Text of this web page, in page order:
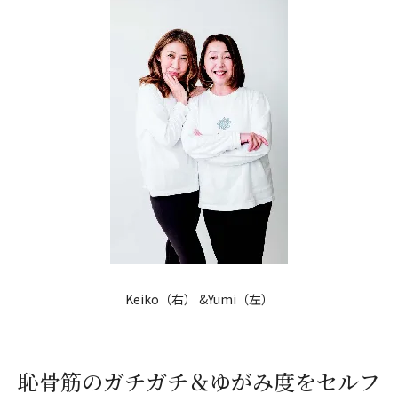
Keiko（右） &Yumi（左）
恥骨筋のガチガチ＆ゆがみ度をセルフ